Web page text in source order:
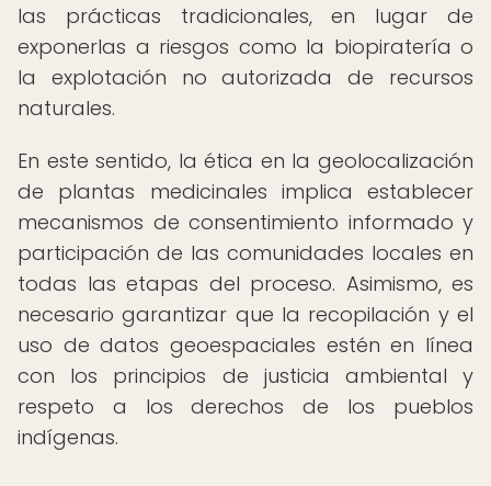
las prácticas tradicionales, en lugar de
exponerlas a riesgos como la biopiratería o
la explotación no autorizada de recursos
naturales.
En este sentido, la ética en la geolocalización
de plantas medicinales implica establecer
mecanismos de consentimiento informado y
participación de las comunidades locales en
todas las etapas del proceso. Asimismo, es
necesario garantizar que la recopilación y el
uso de datos geoespaciales estén en línea
con los principios de justicia ambiental y
respeto a los derechos de los pueblos
indígenas.